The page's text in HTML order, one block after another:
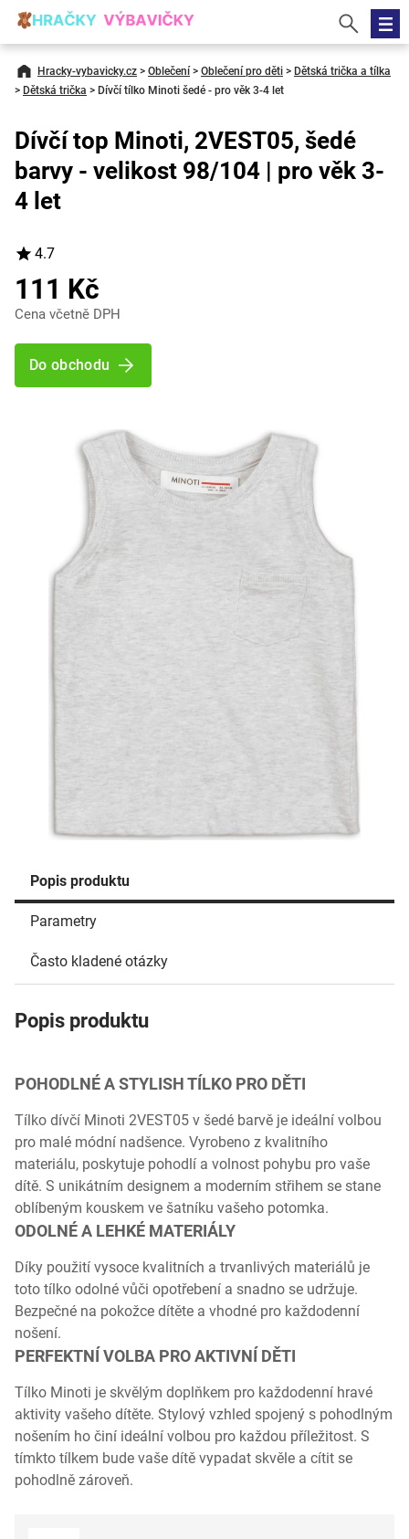
Hracky-vybavicky.cz > Oblečení > Oblečení pro děti > Dětská trička a tílka
> Dětská trička > Dívčí tílko Minoti šedé - pro věk 3-4 let
Popis produktu
Parametry
Často kladené otázky
Popis produktu
POHODLNÉ A STYLISH TÍLKO PRO DĚTI
Tílko dívčí Minoti 2VEST05 v šedé barvě je ideální volbou
pro malé módní nadšence. Vyrobeno z kvalitního
materiálu, poskytuje pohodlí a volnost pohybu pro vaše
dítě. S unikátním designem a moderním střihem se stane
oblíbeným kouskem ve šatníku vašeho potomka.
ODOLNÉ A LEHKÉ MATERIÁLY
Díky použití vysoce kvalitních a trvanlivých materiálů je
toto tílko odolné vůči opotřebení a snadno se udržuje.
Bezpečné na pokožce dítěte a vhodné pro každodenní
nošení.
PERFEKTNÍ VOLBA PRO AKTIVNÍ DĚTI
Tílko Minoti je skvělým doplňkem pro každodenní hravé
aktivity vašeho dítěte. Stylový vzhled spojený s pohodlným
nošením ho činí ideální volbou pro každou příležitost. S
tímkto tílkem bude vaše dítě vypadat skvěle a cítit se
pohodlně zároveň.
Dívčí top Minoti, 2VEST05, šedé
barvy - velikost 98/104 | pro věk 3-
4 let
4.7
111 Kč
Cena včetně DPH
Do obchodu